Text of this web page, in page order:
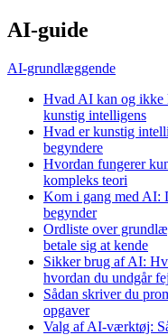
AI-guide
AI-grundlæggende
Hvad AI kan og ikke
kunstig intelligens
Hvad er kunstig
begyndere
Hvordan fungerer
kompleks teori
Kom i gang med AI:
begynder
Ordliste over
betale sig at kende
Sikker brug af AI:
hvordan du undgår
Sådan skriver du
opgaver
Valg af AI-værktøj: